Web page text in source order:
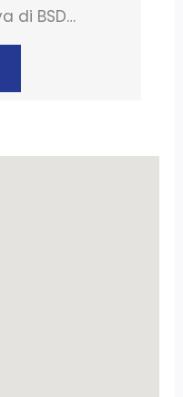
motor…